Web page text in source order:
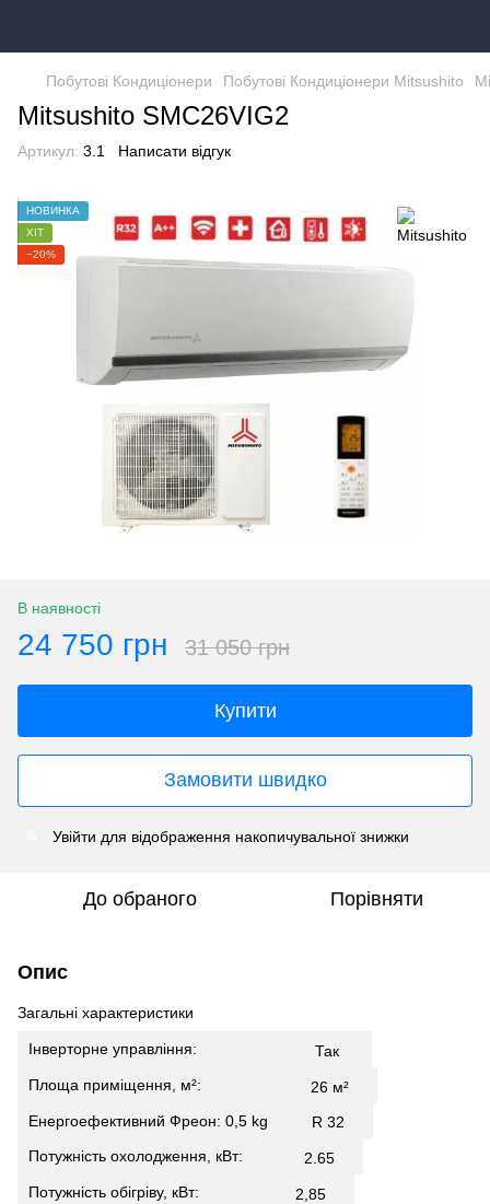
Побутові Кондиціонери Побутові Кондиціонери Mitsushito
Mitsushito SMC26VIG2
Артикул: 3.1 Написати відгук
НОВИНКА
ХІТ
−20%
В наявності
24 750 грн 31 050 грн
Купити
Замовити швидко
Увійти для відображення накопичувальної знижки
До обраного Порівняти
Опис
Загальні характеристики
Інверторне управління:
Так
Площа приміщення, м²:
26 м²
Енергоефективний Фреон: 0,5 kg
R 32
Потужність охолодження, кВт:
2.65
Потужність обігріву, кВт:
2,85